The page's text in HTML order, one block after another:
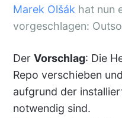
Marek Olšák hat nun
vorgeschlagen:
Der Vorschlag: Die
Repo verschieben
aufgrund der
notwendig sind.